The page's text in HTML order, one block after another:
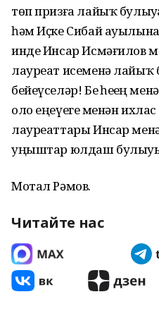
төп призға лайыҡ
һәм Иҫке Сибай ауылына
инде Инсар Исмәғилов
лауреат исеменә
бейеүселәр! Беҙ һеҙҙең
оло еңеүегеҙ менән
лауреаттары Инсар
уңыштар юлдаш
Мотал Рәмов.
Читайте нас